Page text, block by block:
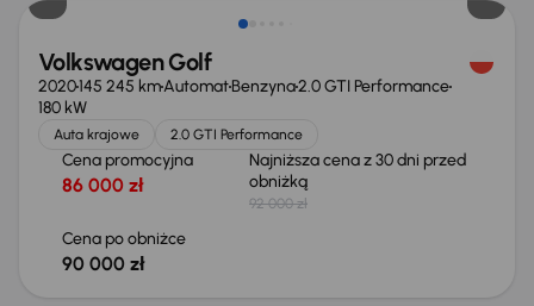
Volkswagen Golf
2020145 245 kmAutomatBenzyna2.0 GTI Performance
180 kW
Auta krajowe 2.0 GTI Performance
Cena promocyjna
86 000 zł
Najniższa cena z 30 dni przed
obniżką
92 000 zł
Cena po obniżce
90 000 zł